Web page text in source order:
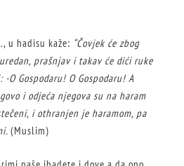
u hadisu kaže: “Čovjek će zbog
prašnjav i takav će dići ruke
O Gospodaru! O Gospodaru! A
i odjeća njegova su na haram
i othranjen je haramom, pa
(Muslim)